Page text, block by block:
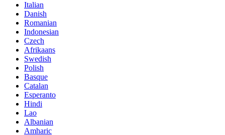
Italian
Danish
Romanian
Indonesian
Czech
Afrikaans
Swedish
Polish
Basque
Catalan
Esperanto
Hindi
Lao
Albanian
Amharic